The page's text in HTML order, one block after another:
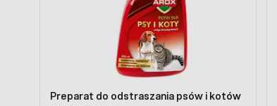
Preparat do odstraszania psów i kotów